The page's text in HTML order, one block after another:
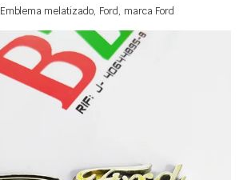
Emblema melatizado, Ford, marca Ford